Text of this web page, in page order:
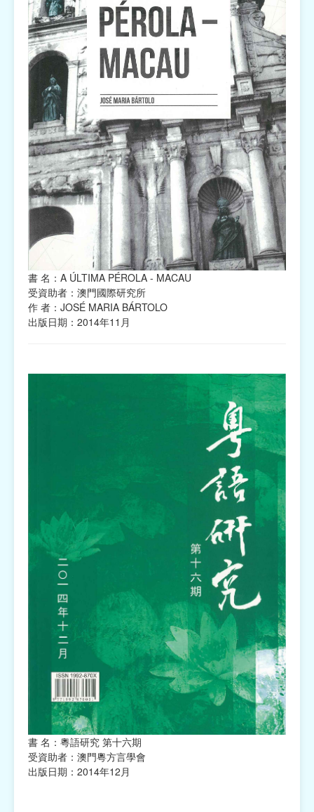
書 名：A ÚLTIMA PÉROLA - MACAU
受資助者：澳門國際研究所
作 者：JOSÉ MARIA BÁRTOLO
出版日期：2014年11月
書 名：粵語研究 第十六期
受資助者：澳門粵方言學會
出版日期：2014年12月